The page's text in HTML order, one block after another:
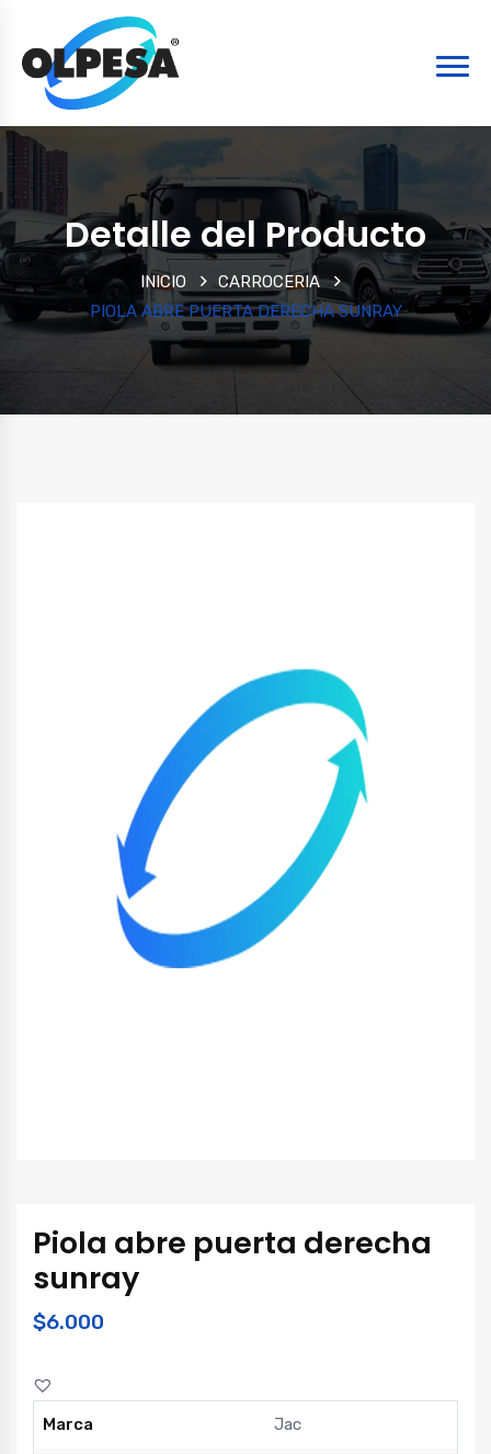
Detalle del Producto
INICIO
CARROCERIA
PIOLA ABRE PUERTA DERECHA SUNRAY
Piola abre puerta derecha
sunray
$6.000
Marca Jac